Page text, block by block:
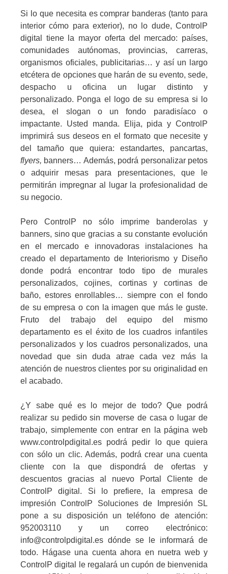
Si lo que necesita es comprar banderas (tanto para
interior cómo para exterior), no lo dude, ControlP
digital tiene la mayor oferta del mercado: países,
comunidades autónomas, provincias, carreras,
organismos oficiales, publicitarias… y así un largo
etcétera de opciones que harán de su evento, sede,
despacho u oficina un lugar distinto y
personalizado. Ponga el logo de su empresa si lo
desea, el slogan o un fondo paradisíaco o
impactante. Usted manda. Elija, pida y ControlP
imprimirá sus deseos en el formato que necesite y
del tamaño que quiera: estandartes, pancartas,
flyers, banners… Además, podrá personalizar petos
o adquirir mesas para presentaciones, que le
permitirán impregnar al lugar la profesionalidad de
su negocio.
Pero ControlP no sólo imprime banderolas y
banners, sino que gracias a su constante evolución
en el mercado e innovadoras instalaciones ha
creado el departamento de Interiorismo y Diseño
donde podrá encontrar todo tipo de murales
personalizados, cojines, cortinas y cortinas de
baño, estores enrollables… siempre con el fondo
de su empresa o con la imagen que más le guste.
Fruto del trabajo del equipo del mismo
departamento es el éxito de los cuadros infantiles
personalizados y los cuadros personalizados, una
novedad que sin duda atrae cada vez más la
atención de nuestros clientes por su originalidad en
el acabado.
¿Y sabe qué es lo mejor de todo? Que podrá
realizar su pedido sin moverse de casa o lugar de
trabajo, simplemente con entrar en la página web
www.controlpdigital.es podrá pedir lo que quiera
con sólo un clic. Además, podrá crear una cuenta
cliente con la que dispondrá de ofertas y
descuentos gracias al nuevo Portal Cliente de
ControlP digital. Si lo prefiere, la empresa de
impresión ControlP Soluciones de Impresión SL
pone a su disposición un teléfono de atención:
952003110 y un correo electrónico:
info@controlpdigital.es dónde se le informará de
todo. Hágase una cuenta ahora en nuetra web y
ControlP digital le regalará un cupón de bienvenida